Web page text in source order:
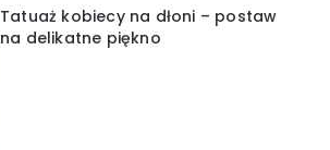
Tatuaż kobiecy na dłoni – postaw
na delikatne piękno